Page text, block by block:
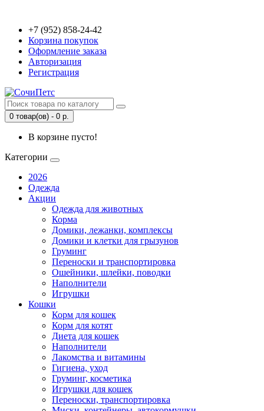
+7 (952) 858-24-42
Корзина покупок
Оформление заказа
Авторизация
Регистрация
0 товар(ов) - 0 р.
В корзине пусто!
Категории
2026
Одежда
Акции
Одежда для животных
Корма
Домики, лежанки, комплексы
Домики и клетки для грызунов
Груминг
Переноски и транспортировка
Ошейники, шлейки, поводки
Наполнители
Игрушки
Кошки
Корм для кошек
Корм для котят
Диета для кошек
Наполнители
Лакомства и витамины
Гигиена, уход
Груминг, косметика
Игрушки для кошек
Переноски, транспортировка